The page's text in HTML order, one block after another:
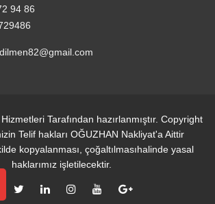
94 86
Tarafından hazırlanmıştır. Copyright
Telif hakları OĞUZHAN Nakliyat'a Aittir
kopyalanması, çoğaltılmasıhalinde yasal
haklarımız işletilecektir.